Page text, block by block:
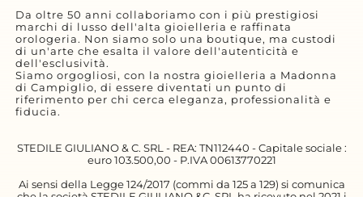
Da oltre 50 anni collaboriamo con i più prestigiosi
marchi di lusso dell'alta gioielleria e raffinata
orologeria. Non siamo solo una boutique, ma custodi
di un'arte che esalta il valore dell'autenticità e
dell'esclusività.
Siamo orgogliosi, con la nostra gioielleria a Madonna
di Campiglio, di essere diventati un punto di
riferimento per chi cerca eleganza, professionalità e
fiducia.
STEDILE GIULIANO & C. SRL - REA: TN112440 - Capitale sociale :
euro 103.500,00 - P.IVA 00613770221
Ai sensi della Legge 124/2017 (commi da 125 a 129) si comunica